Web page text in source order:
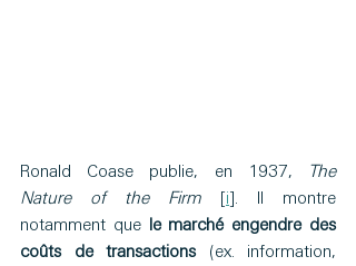
Ronald Coase publie, en 1937,
The
Nature of the Firm [i]. Il montre
notamment que le marché engendre des
coûts de transactions (ex. information,